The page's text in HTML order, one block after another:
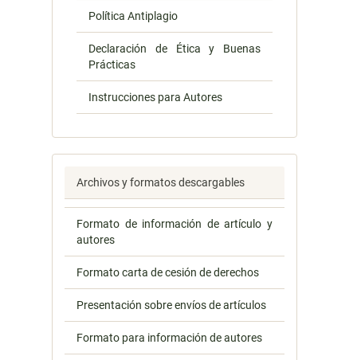
Política Antiplagio
Declaración de Ética y Buenas
Prácticas
Instrucciones para Autores
Archivos y formatos descargables
Formato de información de artículo y
autores
Formato carta de cesión de derechos
Presentación sobre envíos de artículos
Formato para información de autores